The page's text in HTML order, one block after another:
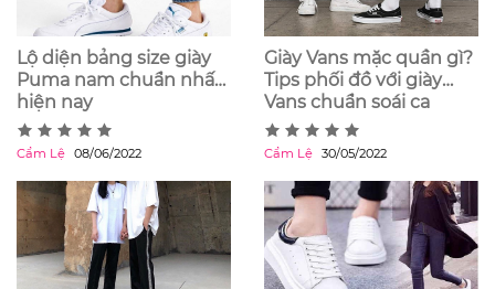
Lộ diện bảng size giày
Puma nam chuẩn nhất
hiện nay
Cẩm Lệ 08/06/2022
Giày Vans mặc quần gì?
Tips phối đồ với giày
Vans chuẩn soái ca
Cẩm Lệ 30/05/2022